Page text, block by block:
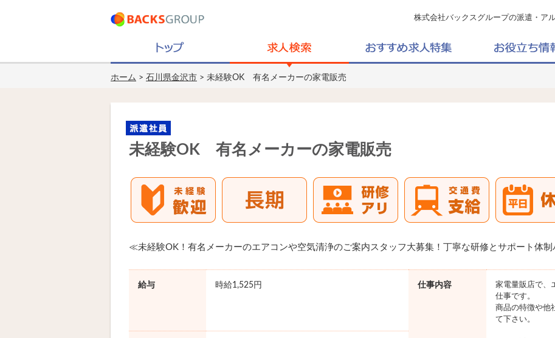
株式会社バックスグループの派遣・
ホーム > 石川県金沢市 > 未経験OK 有名メーカーの家電販売
未経験OK 有名メーカーの家電販売
≪未経験OK！有名メーカーのエアコンや空気清浄のご案内スタッフ大募集！丁寧な研修とサポート体
給与 時給1,525円 仕事内容
家電量販店で、
仕事です。
商品の特徴や他
て下さい。